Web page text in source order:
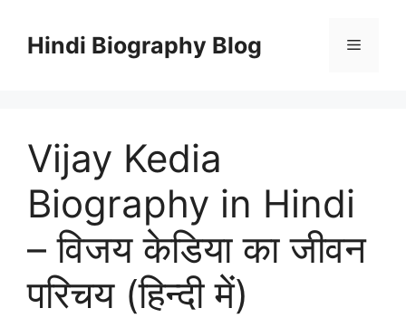
contentHindi Biography Blog Menu
Vijay Kedia
Biography in Hindi
– विजय केडिया का जीवन
परिचय (हिन्दी में)